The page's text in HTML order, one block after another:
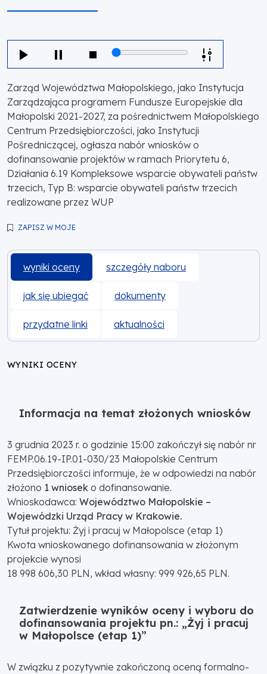
Zarząd Województwa Małopolskiego, jako Instytucja
Zarządzająca programem Fundusze Europejskie dla
Małopolski 2021-2027, za pośrednictwem Małopolskiego
Centrum Przedsiębiorczości, jako Instytucji
Pośredniczącej, ogłasza nabór wniosków o
dofinansowanie projektów w ramach Priorytetu 6,
Działania 6.19 Kompleksowe wsparcie obywateli państw
trzecich, Typ B: wsparcie obywateli państw trzecich
realizowane przez WUP
ZAPISZ W MOJE
wyniki oceny szczegóły naboru
jak się ubiegać dokumenty
przydatne linki aktualności
WYNIKI OCENY
Informacja na temat złożonych wniosków
3 grudnia 2023 r. o godzinie 15:00 zakończył się nabór nr
FEMP.06.19-IP.01-030/23 Małopolskie Centrum
Przedsiębiorczości informuje, że w odpowiedzi na nabór
złożono 1 wniosek o dofinansowanie.
Wnioskodawca: Województwo Małopolskie –
Wojewódzki Urząd Pracy w Krakowie.
Tytuł projektu: Żyj i pracuj w Małopolsce (etap 1)
Kwota wnioskowanego dofinansowania w złożonym
projekcie wynosi
18 998 606,30 PLN, wkład własny: 999 926,65 PLN.
Zatwierdzenie wyników oceny i wyboru do
dofinansowania projektu pn.: „Żyj i pracuj
w Małopolsce (etap 1)”
W związku z pozytywnie zakończoną oceną formalno-